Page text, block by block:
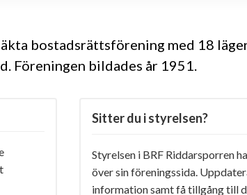
bostadsrättsförening med 18
Föreningen bildades år 1951
Sitter du i styrelsen?
Styrelsen i BRF Riddarsporren
över sin föreningssida.
information samt få tillgång till